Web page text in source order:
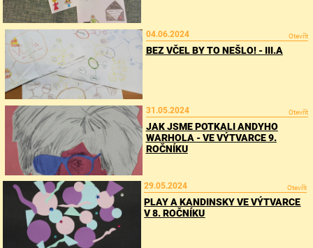
04.06.2024 Otevřít
BEZ VČEL BY TO NEŠLO! - III.A
31.05.2024 Otevřít
JAK JSME POTKALI ANDYHO
WARHOLA - VE VÝTVARCE 9.
ROČNÍKU
29.05.2024 Otevřít
PLAY A KANDINSKY VE VÝTVARCE
V 8. ROČNÍKU